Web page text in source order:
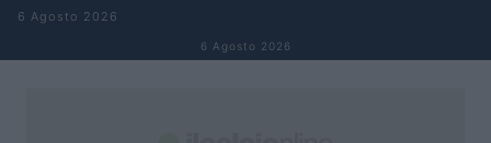
Salta al contenuto
6 Agosto 2026
6 Agosto 2026